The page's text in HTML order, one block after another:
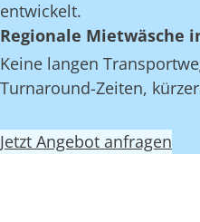
entwickelt.
Regionale Mietwäsche
Keine langen
Turnaround-Zeiten,
Jetzt Angebot anfragen